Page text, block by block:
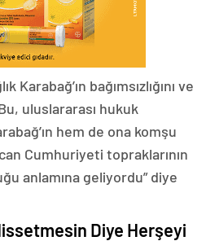
Karabağ’ın bağımsızlığını ve
uluslararası hukuk
hem de ona komşu
Cumhuriyeti topraklarının
anlamına geliyordu” diye
Diye Herşeyi